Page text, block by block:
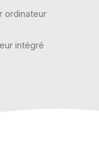
ordinateur
intégré